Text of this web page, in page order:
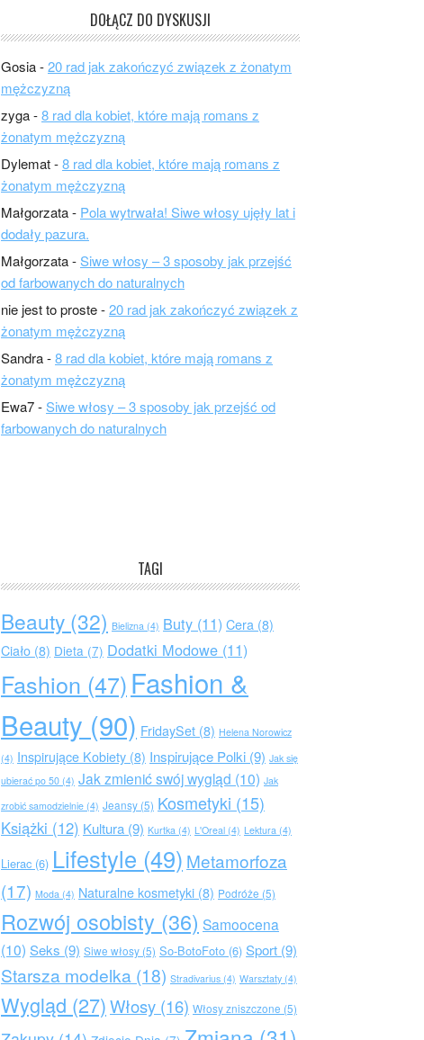
DOŁĄCZ DO DYSKUSJI
Gosia-20 rad jak zakończyć związek z żonatym
mężczyzną
zyga-8 rad dla kobiet, które mają romans z
żonatym mężczyzną
Dylemat-8 rad dla kobiet, które mają romans z
żonatym mężczyzną
Małgorzata- Pola wytrwała! Siwe włosy ujęły lat i
dodały pazura.
Małgorzata-Siwe włosy – 3 sposoby jak przejść
od farbowanych do naturalnych
nie jest to proste-20 rad jak zakończyć związek z
żonatym mężczyzną
Sandra-8 rad dla kobiet, które mają romans z
żonatym mężczyzną
Ewa7-Siwe włosy – 3 sposoby jak przejść od
farbowanych do naturalnych
TAGI
Beauty (32) Bielizna (4) Buty (11) Cera (8)
Ciało (8) Dieta (7) Dodatki Modowe (11)
Fashion (47)Fashion &
Beauty (90) FridaySet (8) Helena Norowicz
(4) Inspirujące Kobiety (8) Inspirujące Polki (9) Jak się
ubierać po 50 (4) Jak zmienić swój wygląd (10) Jak
zrobić samodzielnie (4) Jeansy (5) Kosmetyki (15)
Książki (12) Kultura (9) Kurtka (4) L'Oreal (4) Lektura (4)
Lierac (6) Lifestyle (49) Metamorfoza
(17) Moda (4) Naturalne kosmetyki (8) Podróże (5)
Rozwój osobisty (36) Samoocena
(10) Seks (9) Siwe włosy (5) So-BotoFoto (6) Sport (9)
Starsza modelka (18) Stradivarius (4) Warsztaty (4)
Wygląd (27)Włosy (16) Włosy zniszczone (5)